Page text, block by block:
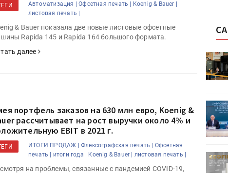
Автоматизация | Офсетная печать |
Koenig & Bauer |
листовая печать |
& Bauer показала две новые листовые офсетные
Rapida 145 и Rapida 164 большого формата.
далее
портфель заказов на 630 млн евро, Koenig &
рассчитывает на рост выручки около 4% и
EBIT в 2021 г.
ИТОГИ ПРОДАЖ | Флексографская печать |
Офсетная
печать |
итоги года | Koenig & Bauer | листовая печать |
на проблемы, связанные с пандемией COVID-19,
Росприроднадзор запускает
«Калькулятор утилизации»
«Дубль В» расширяет ассортимент
фольги для горячего тиснения